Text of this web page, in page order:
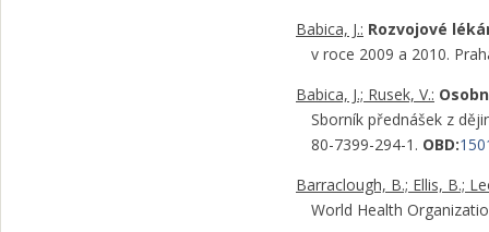
Babica, J.: Rozvojové
v roce 2009 a 2010.
Babica, J.; Rusek, V.:
Sborník přednášek z
80-7399-294-1. OBD:
Barraclough, B.; Ellis, B.;
World Health